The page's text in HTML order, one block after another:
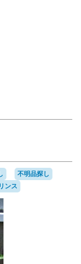
不明品探し
ンス